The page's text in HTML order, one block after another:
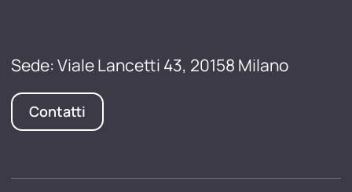
Sede: Viale Lancetti 43, 20158 Milano
Contatti